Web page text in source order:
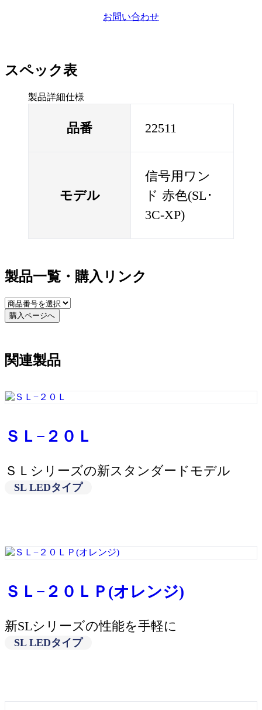
お問い合わせ
スペック表
製品詳細仕様
品番 22511
モデル
信号用ワン
ド 赤色(SL･
3C-XP)
製品一覧・購入リンク
購入ページへ
関連製品
ＳＬ−２０Ｌ
ＳＬシリーズの新スタンダードモデル
SL LEDタイプ
ＳＬ−２０ＬＰ(オレンジ)
新SLシリーズの性能を手軽に
SL LEDタイプ